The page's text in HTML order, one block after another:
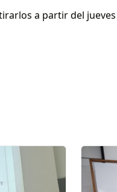
a partir del